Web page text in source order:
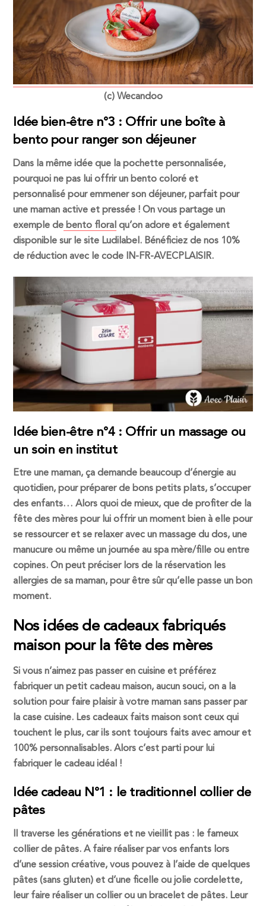
(c) Wecandoo
Idée bien-être n°3 : Offrir une boîte à
bento pour ranger son déjeuner
Dans la même idée que la pochette personnalisée,
pourquoi ne pas lui offrir un bento coloré et
personnalisé pour emmener son déjeuner, parfait pour
une maman active et pressée ! On vous partage un
exemple de bento floral qu’on adore et également
disponible sur le site Ludilabel. Bénéficiez de nos 10%
de réduction avec le code IN-FR-AVECPLAISIR.
Idée bien-être n°4 : Offrir un massage ou
un soin en institut
Etre une maman, ça demande beaucoup d’énergie au
quotidien, pour préparer de bons petits plats, s’occuper
des enfants… Alors quoi de mieux, que de profiter de la
fête des mères pour lui offrir un moment bien à elle pour
se ressourcer et se relaxer avec un massage du dos, une
manucure ou même un journée au spa mère/fille ou entre
copines. On peut préciser lors de la réservation les
allergies de sa maman, pour être sûr qu’elle passe un bon
moment.
Nos idées de cadeaux fabriqués
maison pour la fête des mères
Si vous n’aimez pas passer en cuisine et préférez
fabriquer un petit cadeau maison, aucun souci, on a la
solution pour faire plaisir à votre maman sans passer par
la case cuisine. Les cadeaux faits maison sont ceux qui
touchent le plus, car ils sont toujours faits avec amour et
100% personnalisables. Alors c’est parti pour lui
fabriquer le cadeau idéal !
Idée cadeau N°1 : le traditionnel collier de
pâtes
Il traverse les générations et ne vieillit pas : le fameux
collier de pâtes. A faire réaliser par vos enfants lors
d’une session créative, vous pouvez à l’aide de quelques
pâtes (sans gluten) et d’une ficelle ou jolie cordelette,
leur faire réaliser un collier ou un bracelet de pâtes. Leur